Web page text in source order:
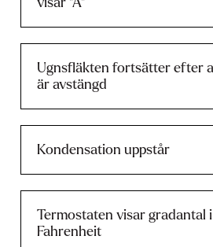
Ugnsfläkten fortsätter efter
är avstängd
Kondensation uppstår
Termostaten visar gradantal i
Fahrenheit